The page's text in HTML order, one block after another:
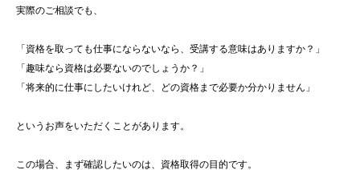
実際のご相談でも、
「資格を取っても仕事にならないなら、受講する意味はありますか？」
「趣味なら資格は必要ないのでしょうか？」
「将来的に仕事にしたいけれど、どの資格まで必要か分かりません」
というお声をいただくことがあります。
この場合、まず確認したいのは、資格取得の目的です。